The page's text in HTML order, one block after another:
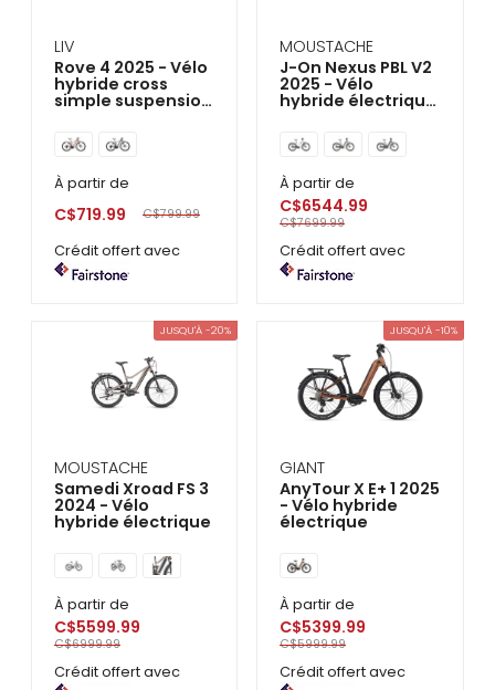
LIV
Rove 4 2025 - Vélo
hybride cross
simple suspension
À partir de
C$719.99 C$799.99
Crédit offert avec
MOUSTACHE
J-On Nexus PBL V2
2025 - Vélo
hybride électrique
À partir de
C$6544.99
C$7699.99
Crédit offert avec
JUSQU'À -20%
MOUSTACHE
Samedi Xroad FS 3
2024 - Vélo
hybride électrique
À partir de
C$5599.99
C$6999.99
Crédit offert avec
JUSQU'À -10%
GIANT
AnyTour X E+ 1 2025
- Vélo hybride
électrique
À partir de
C$5399.99
C$5999.99
Crédit offert avec